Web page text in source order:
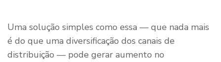
Uma solução simples como essa — que nada mais
é do que uma diversificação dos canais de
distribuição — pode gerar aumento no